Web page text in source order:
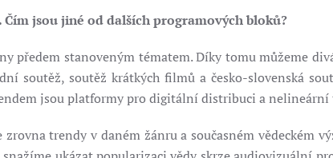
jsou jiné od dalších programových bloků?
předem stanoveným tématem. Díky tomu můžeme
soutěž, soutěž krátkých filmů a česko-slovenská
jsou platformy pro digitální distribuci a nelineární
trendy v daném žánru a současném vědeckém